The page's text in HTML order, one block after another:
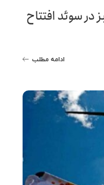
در سوئد افتتاح
ادامه مطلب